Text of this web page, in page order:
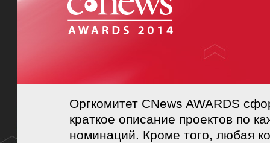
Оргкомитет CNews AWARDS
краткое описание проектов по
номинаций. Кроме того, любая